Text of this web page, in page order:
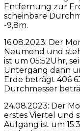
Entfernung zur
scheinbare
-9,8m.
16.08.2023: Der
Neumond und
ist um 05:52Uhr,
Untergang dann
Erde beträgt 406
Durchmesser
24.08.2023: Der
erstes Viertel und
Aufgang ist um